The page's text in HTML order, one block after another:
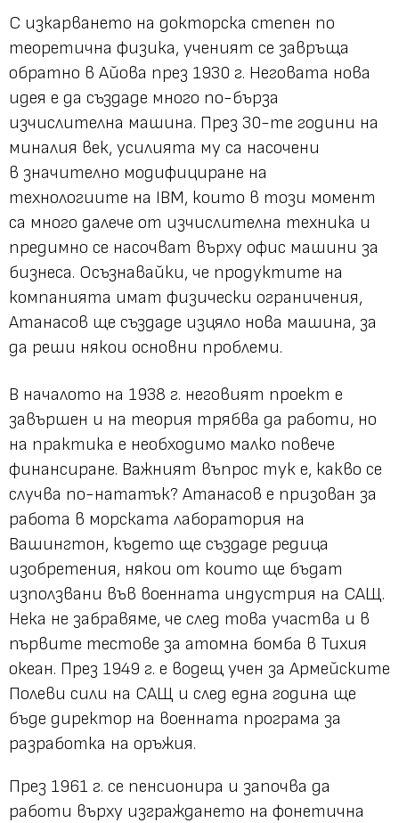
С изкарването на докторска степен по
теоретична физика, ученият се завръща
обратно в Айова през 1930 г. Неговата нова
идея е да създаде много по-бърза
изчислителна машина. През 30-те години на
миналия век, усилията му са насочени
в значително модифициране на
технологиите на IBM, които в този момент
са много далече от изчислителна техника и
предимно се насочват върху офис машини за
бизнеса. Осъзнавайки, че продуктите на
компанията имат физически ограничения,
Атанасов ще създаде изцяло нова машина, за
да реши някои основни проблеми.
В началото на 1938 г. неговият проект е
завършен и на теория трябва да работи, но
на практика е необходимо малко повече
финансиране. Важният въпрос тук е, какво се
случва по-нататък? Атанасов е призован за
работа в морската лаборатория на
Вашингтон, където ще създаде редица
изобретения, някои от които ще бъдат
използвани във военната индустрия на САЩ.
Нека не забравяме, че след това участва и в
първите тестове за атомна бомба в Тихия
океан. През 1949 г. е водещ учен за Армейските
Полеви сили на САЩ и след една година ще
бъде директор на военната програма за
разработка на оръжия.
През 1961 г. се пенсионира и започва да
работи върху изграждането на фонетична